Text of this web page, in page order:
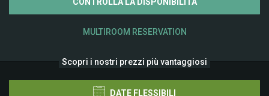
MULTIROOM RESERVATION
Scopri i nostri prezzi più vantaggiosi
DATE FLESSIBILI